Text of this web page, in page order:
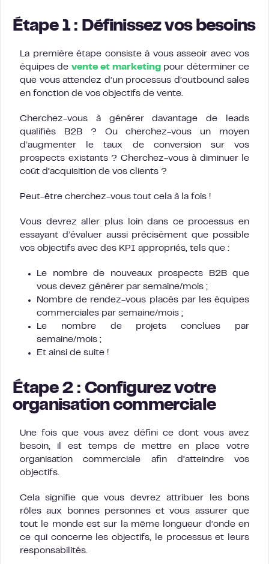
Étape 1 : Définissez vos besoins
La première étape consiste à vous asseoir avec vos
équipes de vente et marketing pour déterminer ce
que vous attendez d’un processus d’outbound sales
en fonction de vos objectifs de vente.
Cherchez-vous à générer davantage de leads
qualifiés B2B ? Ou cherchez-vous un moyen
d’augmenter le taux de conversion sur vos
prospects existants ? Cherchez-vous à diminuer le
coût d’acquisition de vos clients ?
Peut-être cherchez-vous tout cela à la fois !
Vous devrez aller plus loin dans ce processus en
essayant d’évaluer aussi précisément que possible
vos objectifs avec des KPI appropriés, tels que :
Le nombre de nouveaux prospects B2B que
vous devez générer par semaine/mois ;
Nombre de rendez-vous placés par les équipes
commerciales par semaine/mois ;
Le nombre de projets conclues par
semaine/mois ;
Et ainsi de suite !
Étape 2 : Configurez votre
organisation commerciale
Une fois que vous avez défini ce dont vous avez
besoin, il est temps de mettre en place votre
organisation commerciale afin d’atteindre vos
objectifs.
Cela signifie que vous devrez attribuer les bons
rôles aux bonnes personnes et vous assurer que
tout le monde est sur la même longueur d’onde en
ce qui concerne les objectifs, le processus et leurs
responsabilités.